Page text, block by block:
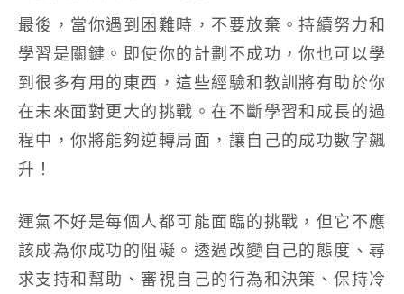
最後，當你遇到困難時，不要放棄。持續努力和
學習是關鍵。即使你的計劃不成功，你也可以學
到很多有用的東西，這些經驗和教訓將有助於你
在未來面對更大的挑戰。在不斷學習和成長的過
程中，你將能夠逆轉局面，讓自己的成功數字飆
升！
運氣不好是每個人都可能面臨的挑戰，但它不應
該成為你成功的阻礙。透過改變自己的態度、尋
求支持和幫助、審視自己的行為和決策、保持冷